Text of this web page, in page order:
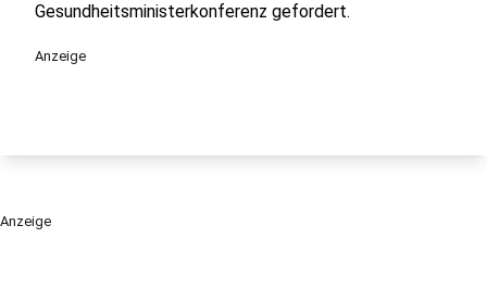
Gesundheitsministerkonferenz gefordert.
Anzeige
Anzeige